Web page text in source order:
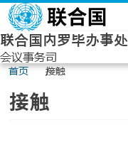
Skip to main content
联合国内罗毕办事处
会议事务司
首页 接触
接触